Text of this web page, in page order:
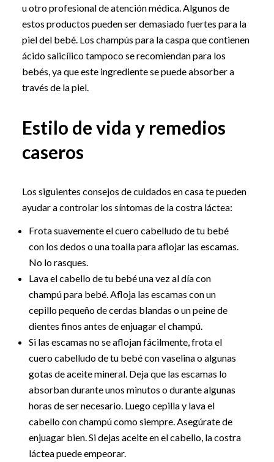
u otro profesional de atención médica. Algunos de
estos productos pueden ser demasiado fuertes para la
piel del bebé. Los champús para la caspa que contienen
ácido salicílico tampoco se recomiendan para los
bebés, ya que este ingrediente se puede absorber a
través de la piel.
Estilo de vida y remedios
caseros
Los siguientes consejos de cuidados en casa te pueden
ayudar a controlar los síntomas de la costra láctea:
Frota suavemente el cuero cabelludo de tu bebé
con los dedos o una toalla para aflojar las escamas.
No lo rasques.
Lava el cabello de tu bebé una vez al día con
champú para bebé. Afloja las escamas con un
cepillo pequeño de cerdas blandas o un peine de
dientes finos antes de enjuagar el champú.
Si las escamas no se aflojan fácilmente, frota el
cuero cabelludo de tu bebé con vaselina o algunas
gotas de aceite mineral. Deja que las escamas lo
absorban durante unos minutos o durante algunas
horas de ser necesario. Luego cepilla y lava el
cabello con champú como siempre. Asegúrate de
enjuagar bien. Si dejas aceite en el cabello, la costra
láctea puede empeorar.